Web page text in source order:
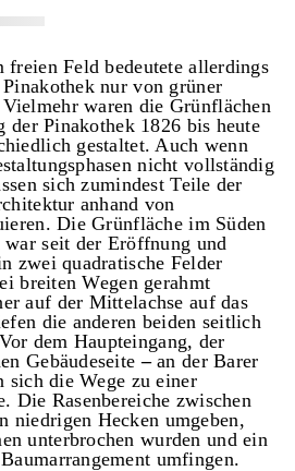
freien Feld bedeutete allerdings
nur von grüner
waren die Grünflächen
der Pinakothek 1826 bis heute
gestaltet. Auch wenn
nicht vollständig
sich zumindest Teile der
anhand von
Die Grünfläche im Süden
seit der Eröffnung und
zwei quadratische Felder
breiten Wegen gerahmt
auf der Mittelachse auf das
die anderen beiden seitlich
dem Haupteingang, der
Gebäudeseite–an der Barer
die Wege zu einer
Die Rasenbereiche zwischen
niedrigen Hecken umgeben,
unterbrochen wurden und ein
umfingen.